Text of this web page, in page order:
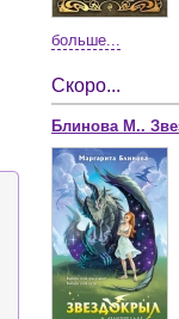
больше...
Скоро...
Блинова М..